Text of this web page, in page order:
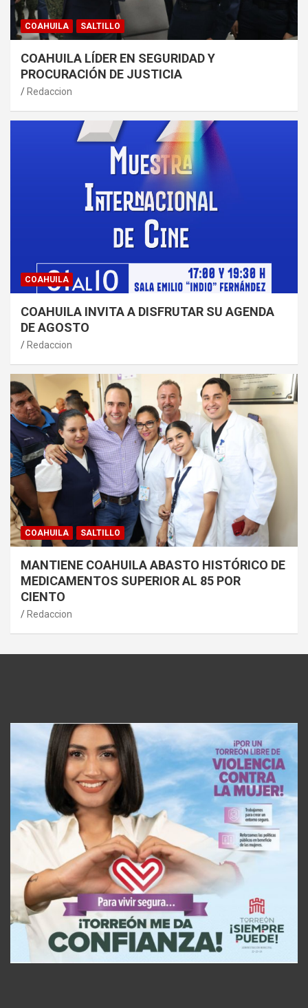
COAHUILA SALTILLO
COAHUILA LÍDER EN SEGURIDAD Y
PROCURACIÓN DE JUSTICIA
Redaccion
COAHUILA
COAHUILA INVITA A DISFRUTAR SU AGENDA
DE AGOSTO
Redaccion
COAHUILA SALTILLO
MANTIENE COAHUILA ABASTO HISTÓRICO DE
MEDICAMENTOS SUPERIOR AL 85 POR
CIENTO
Redaccion